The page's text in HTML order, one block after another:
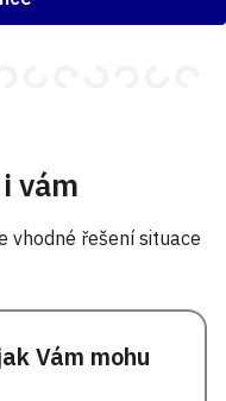
vám
vhodné řešení situace
Vám mohu